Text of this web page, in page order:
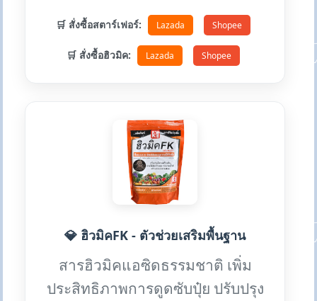
🛒 สั่งซื้อสตาร์เฟอร์: Lazada Shopee
🛒 สั่งซื้อฮิวมิค: Lazada Shopee
💎 ฮิวมิคFK - ตัวช่วยเสริมพื้นฐาน
สารฮิวมิคแอซิดธรรมชาติ เพิ่ม
ประสิทธิภาพการดูดซับปุ๋ย ปรับปรุง